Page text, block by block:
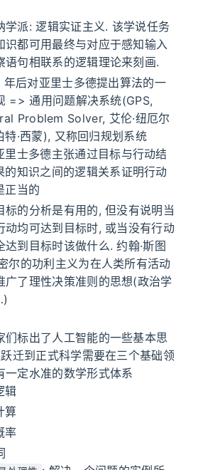
学派: 逻辑实证主义. 该学说任务
识都可用最终与对应于感知输入
语句相联系的逻辑理论来刻画.
后对亚里士多德提出算法的一
=> 通用问题解决系统(GPS,
Problem Solver, 艾伦·纽厄尔
特·西蒙), 又称回归规划系统
里士多德主张通过目标与行动结
的知识之间的逻辑关系证明行动
正当的
标的分析是有用的, 但没有说明当
动均可达到目标时, 或当没有行动
达到目标时该做什么. 约翰·斯图
尔的功利主义为在人类所有活动
广了理性决策准则的思想(政治学
们标出了人工智能的一些基本思
迁到正式科学需要在三个基础领
一定水准的数学形式体系
辑
算
率